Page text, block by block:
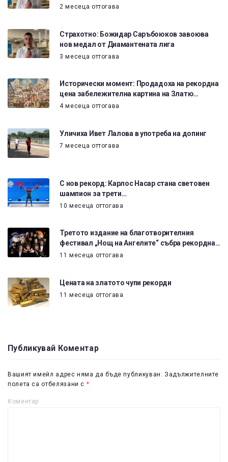
2 месеца оттогава
Страхотно: Божидар Саръбоюков завоюва
нов медал от Диамантената лига
3 месеца оттогава
Исторически момент: Продадоха на рекордна
цена забележителна картина на Златю…
4 месеца оттогава
Уличиха Ивет Лалова в употреба на допинг
7 месеца оттогава
С нов рекорд: Карлос Насар стана световен
шампион за трети…
10 месеца оттогава
Третото издание на благотворителния
фестивал „Нощ на Ангелите“ събра рекордна…
11 месеца оттогава
Цената на златото чупи рекорди
11 месеца оттогава
Публикувай Коментар
Вашият имейл адрес няма да бъде публикуван. Задължителните
полета са отбелязани с *
Коментар